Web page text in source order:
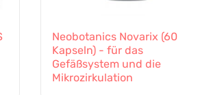
Neobotanics Novarix (60
Kapseln) - für das
Gefäßsystem und die
Mikrozirkulation